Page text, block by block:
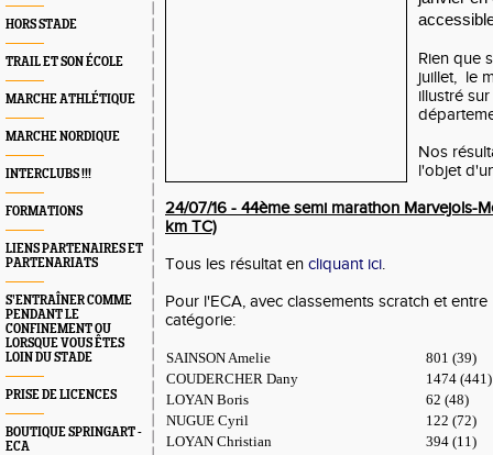
HORS STADE
TRAIL ET SON ÉCOLE
MARCHE ATHLÉTIQUE
MARCHE NORDIQUE
INTERCLUBS !!!
FORMATIONS
LIENS PARTENAIRES ET
PARTENARIATS
S’ENTRAÎNER COMME
PENDANT LE
CONFINEMENT OU
LORSQUE VOUS ÊTES
LOIN DU STADE
PRISE DE LICENCES
BOUTIQUE SPRINGART -
ECA
Rien que
juillet, le
illustré
Nos
l'objet
24/07/16 - 44ème semi marathon Marvejols-
km TC)
Tous les résultat en cliquant ici.
Pour l'ECA, avec classements scratch et
catégorie:
SAINSON Amelie
801 (39)
COUDERCHER Dany
1474 (441)
LOYAN Boris
62 (48)
NUGUE Cyril
122 (72)
LOYAN Christian
394 (11)